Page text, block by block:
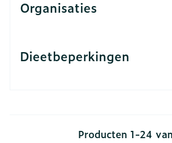
Organisaties
Dieetbeperkingen
Producten 1-24 van